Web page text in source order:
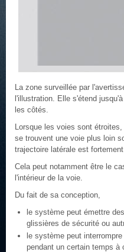
La zone surveillée par
l'illustration. Elle s'étend
les côtés.
Lorsque les voies sont
se trouvent une voie plus loin
trajectoire latérale est
Cela peut notamment être le
l'intérieur de la voie.
Du fait de sa conception,
le système peut émettre
glissières de sécurité ou
le système peut
pendant un certain temps à